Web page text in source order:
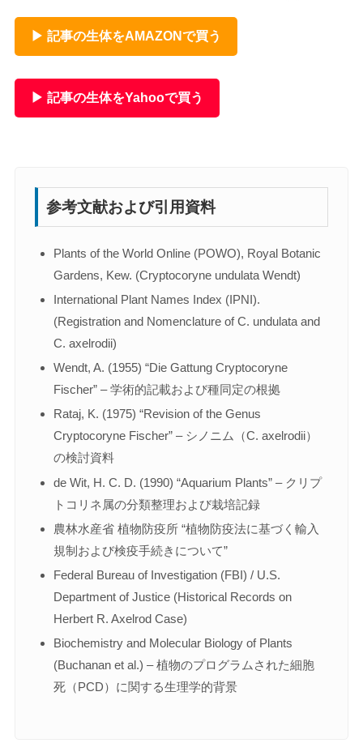
▶ 記事の生体をAMAZONで買う
▶ 記事の生体をYahooで買う
参考文献および引用資料
Plants of the World Online (POWO), Royal Botanic
Gardens, Kew. (Cryptocoryne undulata Wendt)
International Plant Names Index (IPNI).
(Registration and Nomenclature of C. undulata and
C. axelrodii)
Wendt, A. (1955) “Die Gattung Cryptocoryne
Fischer” – 学術的記載および種同定の根拠
Rataj, K. (1975) “Revision of the Genus
Cryptocoryne Fischer” – シノニム（C. axelrodii）
の検討資料
de Wit, H. C. D. (1990) “Aquarium Plants” – クリプ
トコリネ属の分類整理および栽培記録
農林水産省 植物防疫所 “植物防疫法に基づく輸入
規制および検疫手続きについて”
Federal Bureau of Investigation (FBI) / U.S.
Department of Justice (Historical Records on
Herbert R. Axelrod Case)
Biochemistry and Molecular Biology of Plants
(Buchanan et al.) – 植物のプログラムされた細胞
死（PCD）に関する生理学的背景